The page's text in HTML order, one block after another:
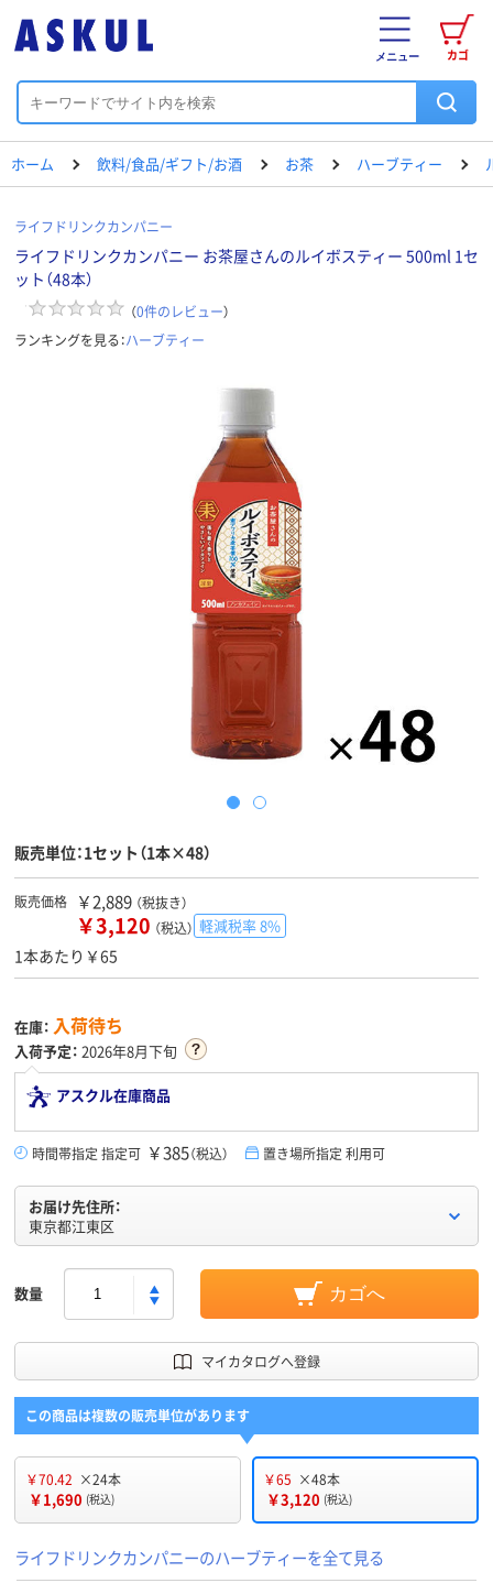
カゴ
メニュー
ホーム 飲料/食品/ギフト/お酒 お茶 ハーブティー
ライフドリンクカンパニー
ライフドリンクカンパニー お茶屋さんのルイボスティー 500ml 1セ
ット（48本）
（0件のレビュー）
ランキングを見る：ハーブティー
販売単位：1セット（1本×48）
販売価格 ￥2,889 （税抜き）
￥3,120 （税込） 軽減税率 8%
1本あたり￥65
在庫： 入荷待ち
入荷予定： 2026年8月下旬
アスクル在庫商品
時間帯指定 指定可 ￥385（税込） 置き場所指定 利用可
お届け先住所：
東京都江東区
数量 カゴへ
マイカタログへ登録
この商品は複数の販売単位があります
￥70.42 ×24本
￥1,690 (税込)
￥65 ×48本
￥3,120 (税込)
ライフドリンクカンパニーのハーブティーを全て見る